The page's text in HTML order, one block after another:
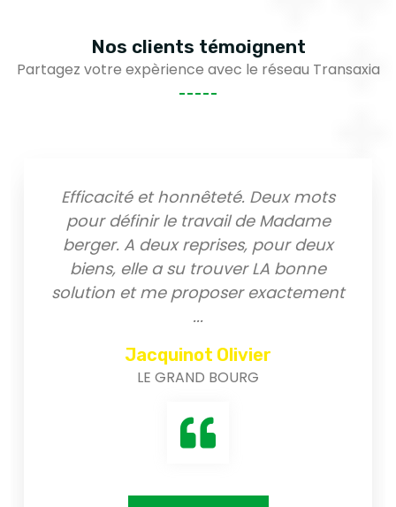
Nos clients témoignent
Partagez votre expèrience avec le réseau Transaxia
Efficacité et honnêteté. Deux mots
pour définir le travail de Madame
berger. A deux reprises, pour deux
biens, elle a su trouver LA bonne
solution et me proposer exactement
...
Jacquinot Olivier
LE GRAND BOURG